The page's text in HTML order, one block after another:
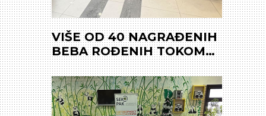
VIŠE OD 40 NAGRAĐENIH
BEBA ROĐENIH TOKOM
2025. GODINE